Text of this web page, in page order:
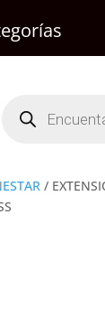
productos
/